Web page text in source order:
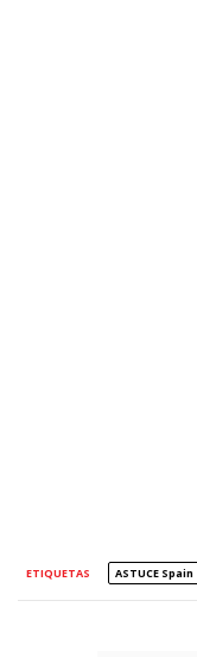
ETIQUETAS ASTUCE Spain